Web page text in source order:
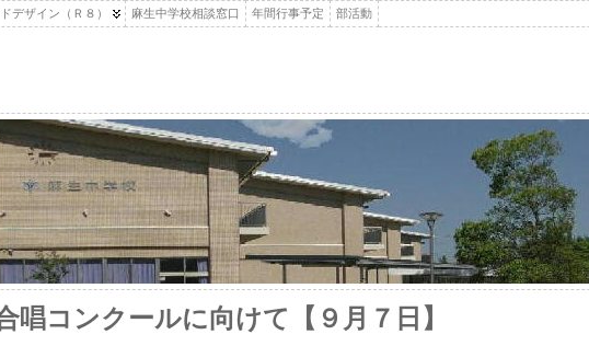
デザイン（Ｒ８） 麻生中学校相談窓口 年間行事予定 部活動
唱コンクールに向けて【９月７日】